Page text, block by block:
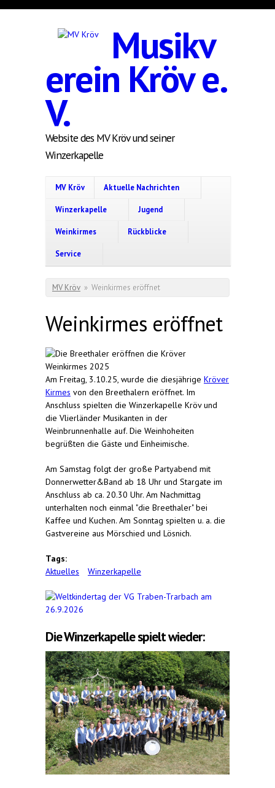
Direkt zum Inhalt
Musikv
erein Kröv e.
V.
Website des MV Kröv und seiner
Winzerkapelle
MV Kröv Aktuelle Nachrichten
Winzerkapelle Jugend
Weinkirmes Rückblicke
Service
Sie sind hier
MV Kröv » Weinkirmes eröffnet
Weinkirmes eröffnet
Am Freitag, 3.10.25, wurde die diesjährige Kröver
Kirmes von den Breethalern eröffnet. Im
Anschluss spielten die Winzerkapelle Kröv und
die Vlierländer Musikanten in der
Weinbrunnenhalle auf. Die Weinhoheiten
begrüßten die Gäste und Einheimische.
Am Samstag folgt der große Partyabend mit
Donnerwetter&Band ab 18 Uhr und Stargate im
Anschluss ab ca. 20.30 Uhr. Am Nachmittag
unterhalten noch einmal "die Breethaler" bei
Kaffee und Kuchen. Am Sonntag spielten u. a. die
Gastvereine aus Mörschied und Lösnich.
Tags:
Aktuelles
Winzerkapelle
Die Winzerkapelle spielt wieder: